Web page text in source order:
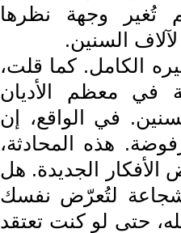
تُغير وجهة نظرها
السنين.
الكامل. كما قلت،
في معظم الأديان
في الواقع، إن
هذه المحادثة،
الأفكار الجديدة. هل
لتُعرّض نفسك
حتى لو كنت تعتقد